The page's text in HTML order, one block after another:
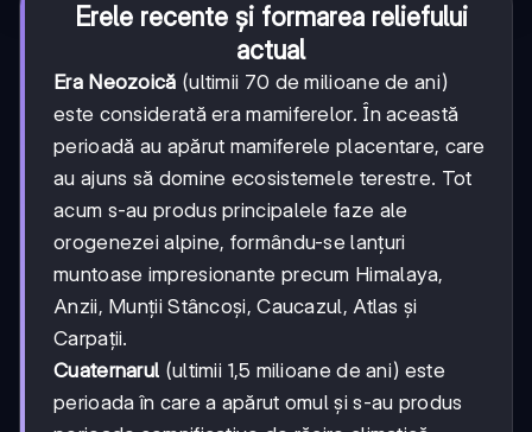
Erele recente și formarea reliefului
actual
Era Neozoică (ultimii 70 de milioane de ani)
este considerată era mamiferelor. În această
perioadă au apărut mamiferele placentare, care
au ajuns să domine ecosistemele terestre. Tot
acum s-au produs principalele faze ale
orogenezei alpine, formându-se lanțuri
muntoase impresionante precum Himalaya,
Anzii, Munții Stâncoși, Caucazul, Atlas și
Carpații.
Cuaternarul (ultimii 1,5 milioane de ani) este
perioada în care a apărut omul și s-au produs